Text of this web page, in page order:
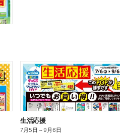
生活応援
7月5日 ～9月6日